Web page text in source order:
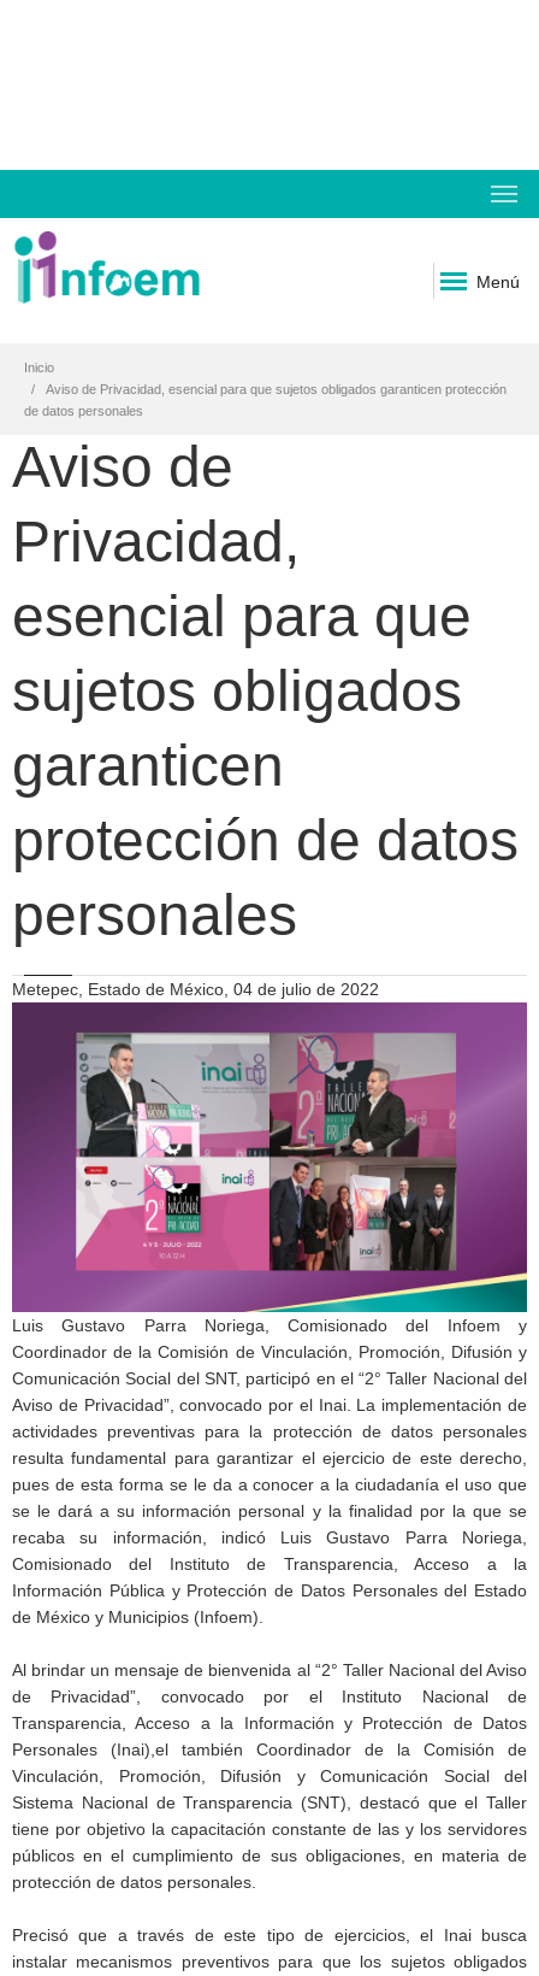
Menú
Inicio
Aviso de Privacidad, esencial para que sujetos obligados garanticen protección
de datos personales
Aviso de
Privacidad,
esencial para que
sujetos obligados
garanticen
protección de datos
personales
Metepec, Estado de México, 04 de julio de 2022
Luis Gustavo Parra Noriega, Comisionado del Infoem y
Coordinador de la Comisión de Vinculación, Promoción, Difusión y
Comunicación Social del SNT, participó en el “2° Taller Nacional del
Aviso de Privacidad”, convocado por el Inai. La implementación de
actividades preventivas para la protección de datos personales
resulta fundamental para garantizar el ejercicio de este derecho,
pues de esta forma se le da a conocer a la ciudadanía el uso que
se le dará a su información personal y la finalidad por la que se
recaba su información, indicó Luis Gustavo Parra Noriega,
Comisionado del Instituto de Transparencia, Acceso a la
Información Pública y Protección de Datos Personales del Estado
de México y Municipios (Infoem).
Al brindar un mensaje de bienvenida al “2° Taller Nacional del Aviso
de Privacidad”, convocado por el Instituto Nacional de
Transparencia, Acceso a la Información y Protección de Datos
Personales (Inai),el también Coordinador de la Comisión de
Vinculación, Promoción, Difusión y Comunicación Social del
Sistema Nacional de Transparencia (SNT), destacó que el Taller
tiene por objetivo la capacitación constante de las y los servidores
públicos en el cumplimiento de sus obligaciones, en materia de
protección de datos personales.
Precisó que a través de este tipo de ejercicios, el Inai busca
instalar mecanismos preventivos para que los sujetos obligados